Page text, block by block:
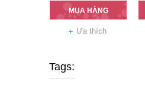
MUA HÀNG
Ưa thích
Tags: